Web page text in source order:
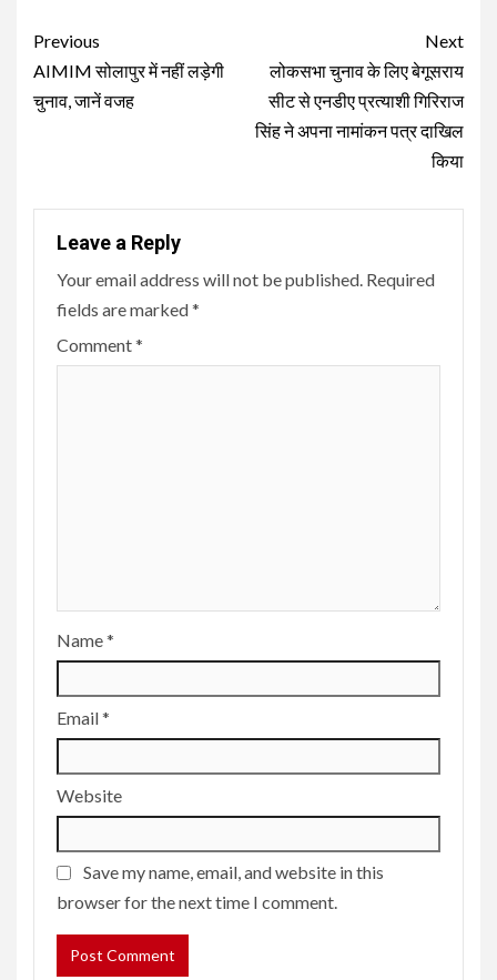
Continue
Reading
Previous
AIMIM सोलापुर में नहीं लड़ेगी
चुनाव, जानें वजह
Next
लोकसभा चुनाव के लिए बेगूसराय
सीट से एनडीए प्रत्याशी गिरिराज
सिंह ने अपना नामांकन पत्र दाखिल
किया
Leave a Reply
Your email address will not be published. Required
fields are marked*
Comment*
Name*
Email*
Website
Save my name, email, and website in this
browser for the next time I comment.